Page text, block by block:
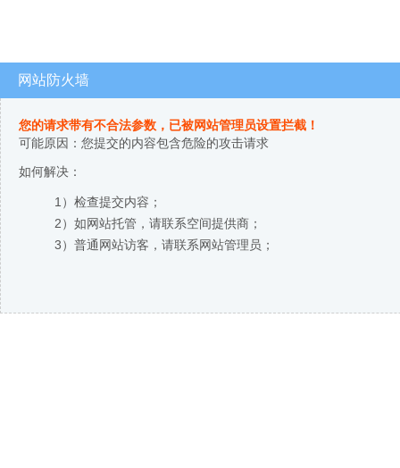
网站防火墙
您的请求带有不合法参数，已被网站管理员设置拦截！
可能原因：您提交的内容包含危险的攻击请求
如何解决：
1）检查提交内容；
2）如网站托管，请联系空间提供商；
3）普通网站访客，请联系网站管理员；